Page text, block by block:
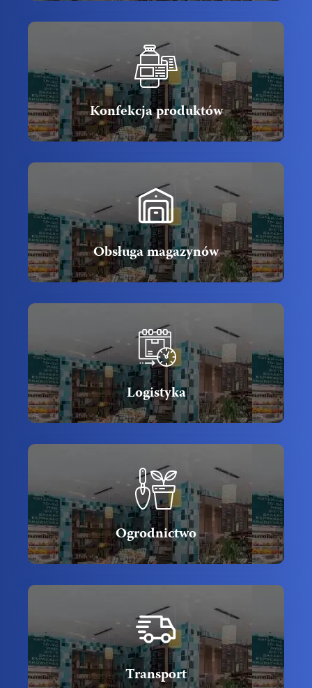
Konfekcja produktów
Obsługa magazynów
Logistyka
Ogrodnictwo
Transport